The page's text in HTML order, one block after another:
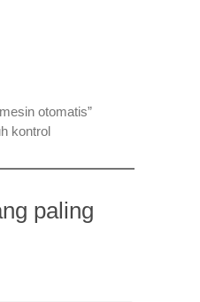
otomatis”
kontrol
paling